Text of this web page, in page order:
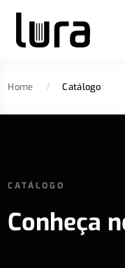
Home / Catálogo
CATÁLOGO
Conheça